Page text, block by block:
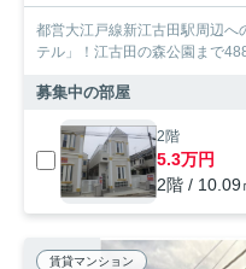
都営大江戸線新江古田駅周辺へ
テル」！江古田の森公園まで
募集中の部屋
2階
5.3万円
2階 / 10.09
賃貸マンション